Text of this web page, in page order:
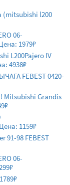
(mitsubishi l200
06-
1979₽
L200Pajero IV
4938₽
FEBEST 0420-
Mitsubishi Grandis
1159₽
91-98 FEBEST
06-